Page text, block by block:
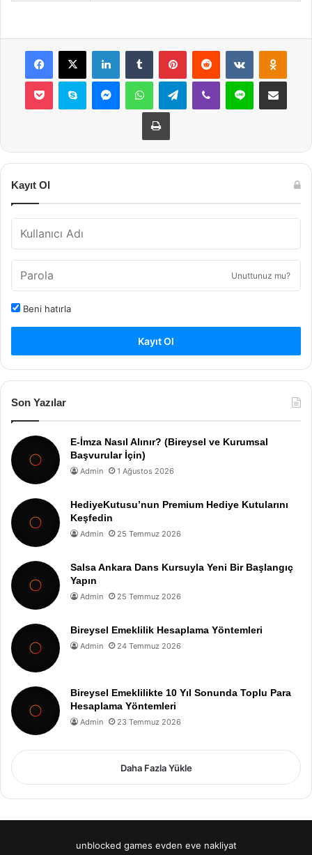
Facebook
X LinkedInTumblr PinterestReddit VKontakte
Pocket Skype MessengerWhatsAppTelegramViber Line E-Posta ile
Yazdır
Kayıt Ol
Unuttunuz mu?
Beni hatırla
Kayıt Ol
Son Yazılar
E-İmza Nasıl Alınır? (Bireysel ve Kurumsal
Başvurular İçin)
Admin 1 Ağustos 2026
HediyeKutusu’nun Premium Hediye Kutularını
Keşfedin
Admin 25 Temmuz 2026
Salsa Ankara Dans Kursuyla Yeni Bir Başlangıç
Yapın
Admin 25 Temmuz 2026
Bireysel Emeklilik Hesaplama Yöntemleri
Admin 24 Temmuz 2026
Bireysel Emeklilikte 10 Yıl Sonunda Toplu Para
Hesaplama Yöntemleri
Admin 23 Temmuz 2026
Daha Fazla Yükle
unblocked games evden eve nakliyat